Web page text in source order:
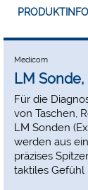
Medicom
LM
Für die
von Taschen,
LM Sonden
werden aus
präzises
taktiles Gefühl